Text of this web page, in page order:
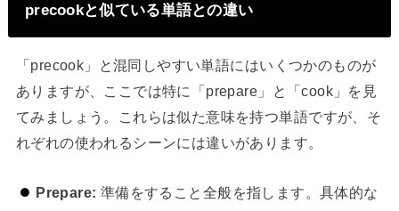
precookと似ている単語との違い
「precook」と混同しやすい単語にはいくつかのものが
ありますが、ここでは特に「prepare」と「cook」を見
てみましょう。これらは似た意味を持つ単語ですが、そ
れぞれの使われるシーンには違いがあります。
Prepare: 準備をすること全般を指します。具体的な